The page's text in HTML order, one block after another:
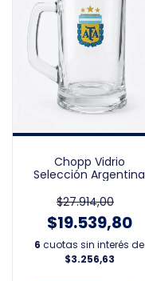
Chopp Vidrio
Selección Argentina
$27.914,00
$19.539,80
6 cuotas sin interés de
$3.256,63